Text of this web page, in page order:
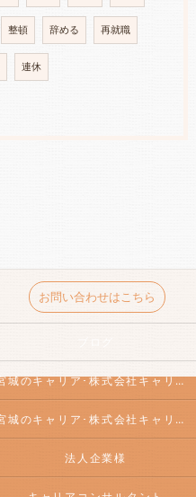
整頓 辞める 再就職
連休
お問い合わせはこちら
宮城のキャリア･株式会社キャリアアシストの口コミ情報
宮城のキャリア･株式会社キャリアアシストのお客様の声
法人企業様